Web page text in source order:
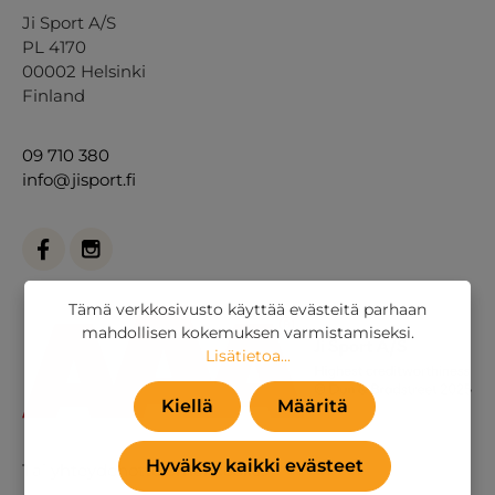
Ji Sport A/S
PL 4170
00002 Helsinki
Finland
09 710 380
info@jisport.fi
Tai yhteydenottolomakkeella.
Tämä verkkosivusto käyttää evästeitä parhaan
mahdollisen kokemuksen varmistamiseksi.
Lisätietoa...
Kiellä Määritä
Hyväksy kaikki evästeet